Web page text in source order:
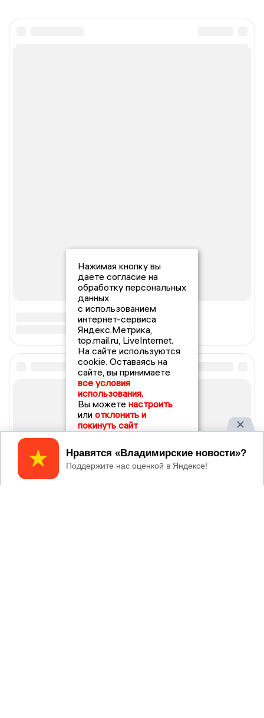
Нажимая кнопку вы
даете согласие на
обработку персональных
данных
с использованием
интернет-сервиса
Яндекс.Метрика,
top.mail.ru, LiveInternet.
На сайте используются
cookie. Оставаясь на
сайте, вы принимаете
все условия
использования.
Вы можете настроить
или отклонить и
покинуть сайт
Принять